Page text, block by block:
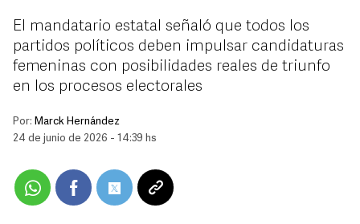
El mandatario estatal señaló que todos los
partidos políticos deben impulsar candidaturas
femeninas con posibilidades reales de triunfo
en los procesos electorales
Por: Marck Hernández
24 de junio de 2026 - 14:39 hs